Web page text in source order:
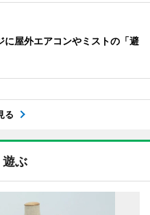
に屋外エアコンやミストの「避
る
遊ぶ